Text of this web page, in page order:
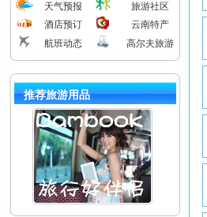
天气预报
旅游社区
酒店预订
云南特产
航班动态
高尔夫旅游
推荐旅游用品